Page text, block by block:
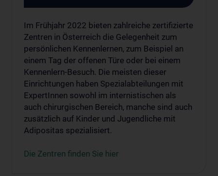
Im Frühjahr 2022 bieten zahlreiche zertifizierte
Zentren in Österreich die Gelegenheit zum
persönlichen Kennenlernen, zum Beispiel an
einem Tag der offenen Türe oder bei einem
Kennenlern-Besuch. Die meisten dieser
Einrichtungen haben Spezialabteilungen mit
ExpertInnen sowohl im internistischen als
auch chirurgischen Bereich, manche sind auch
zusätzlich auf Kinder und Jugendliche mit
Adipositas spezialisiert.
Die Zentren finden Sie hier